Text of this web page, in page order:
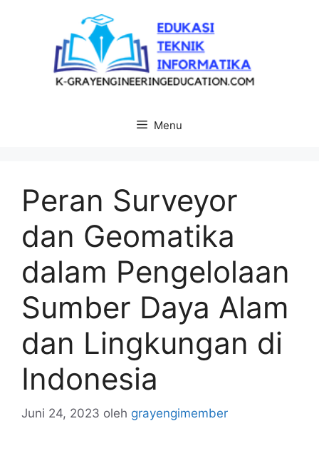
Menu
Peran Surveyor
dan Geomatika
dalam Pengelolaan
Sumber Daya Alam
dan Lingkungan di
Indonesia
Juni 24, 2023 oleh grayengimember